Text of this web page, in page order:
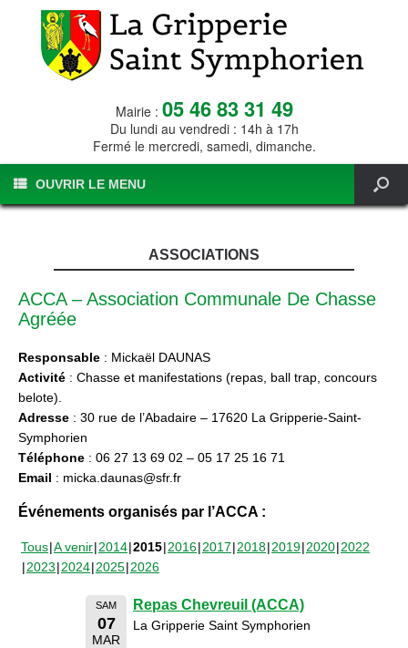
Mairie : 05 46 83 31 49
Du lundi au vendredi : 14h à 17h
Fermé le mercredi, samedi, dimanche.
OUVRIR LE MENU
ASSOCIATIONS
ACCA – Association Communale De Chasse
Agréée
Responsable : Mickaël DAUNAS
Activité : Chasse et manifestations (repas, ball trap, concours
belote).
Adresse : 30 rue de l’Abadaire – 17620 La Gripperie-Saint-
Symphorien
Téléphone : 06 27 13 69 02 – 05 17 25 16 71
Email : micka.daunas@sfr.fr
Événements organisés par l’ACCA :
Tous A venir 2014 2015 2016 2017 2018 2019 2020 2022
2023 2024 2025 2026
SAM
07
MAR
Repas Chevreuil (ACCA)
La Gripperie Saint Symphorien